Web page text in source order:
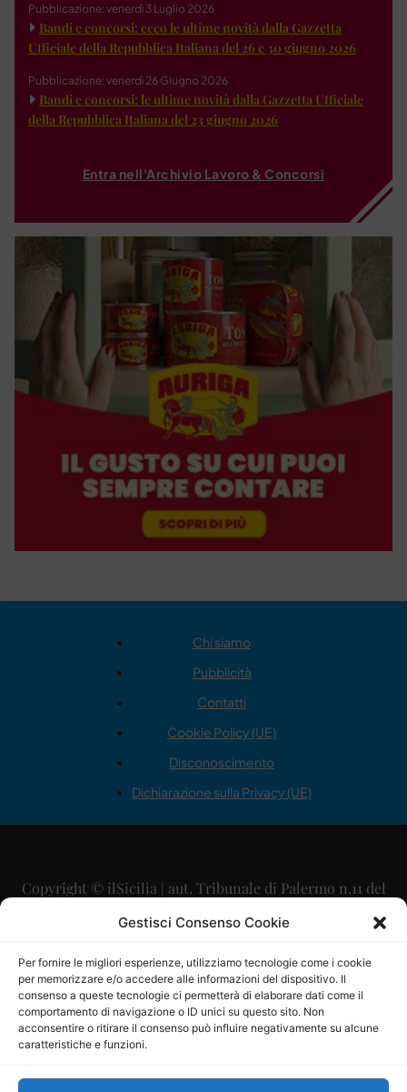
Gestisci Consenso Cookie
Per fornire le migliori esperienze, utilizziamo tecnologie come i cookie
per memorizzare e/o accedere alle informazioni del dispositivo. Il
consenso a queste tecnologie ci permetterà di elaborare dati come il
comportamento di navigazione o ID unici su questo sito. Non
acconsentire o ritirare il consenso può influire negativamente su alcune
caratteristiche e funzioni.
Pubblicazione: venerdì 3 Luglio 2026
Bandi e concorsi: ecco le ultime novità dalla Gazzetta
Ufficiale della Repubblica Italiana del 26 e 30 giugno 2026
Pubblicazione: venerdì 26 Giugno 2026
Bandi e concorsi: le ultime novità dalla Gazzetta Ufficiale
della Repubblica Italiana del 23 giugno 2026
Entra nell'Archivio Lavoro & Concorsi
Chi siamo
Pubblicità
Contatti
Cookie Policy (UE)
Disconoscimento
Dichiarazione sulla Privacy (UE)
Copyright © ilSicilia | aut. Tribunale di Palermo n.11 del
29/09/2015
Direttore Editoriale: Maurizio Scaglione
Direttore Responsabile: Maria Calabrese